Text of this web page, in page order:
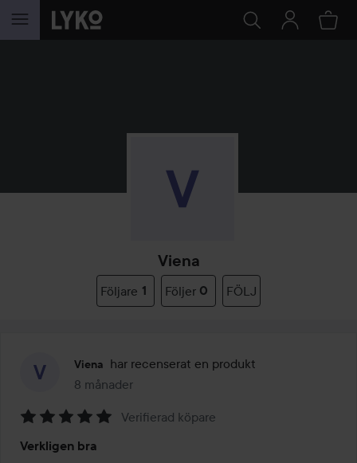
HOPPA TILL INNEHÅLLET
Viena
Följare 1 Följer 0 FÖLJ
Viena
har recenserat en produkt
8 månader
Inlägget skapades 8 månader
5
Verifierad köpare
Verkligen bra